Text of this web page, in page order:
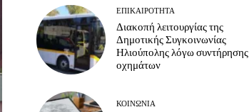
ΕΠΙΚΑΙΡΌΤΗΤΑ
Διακοπή λειτουργίας της
Δημοτικής Συγκοινωνίας
Ηλιούπολης λόγω συντήρησης
οχημάτων
ΚΟΙΝΩΝΊΑ